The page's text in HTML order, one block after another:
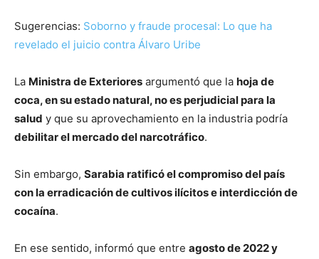
Sugerencias: Soborno y fraude procesal: Lo que ha
revelado el juicio contra Álvaro Uribe
La Ministra de Exteriores argumentó que la hoja de
coca, en su estado natural, no es perjudicial para la
salud y que su aprovechamiento en la industria podría
debilitar el mercado del narcotráfico.
Sin embargo, Sarabia ratificó el compromiso del país
con la erradicación de cultivos ilícitos e interdicción de
cocaína.
En ese sentido, informó que entre agosto de 2022 y